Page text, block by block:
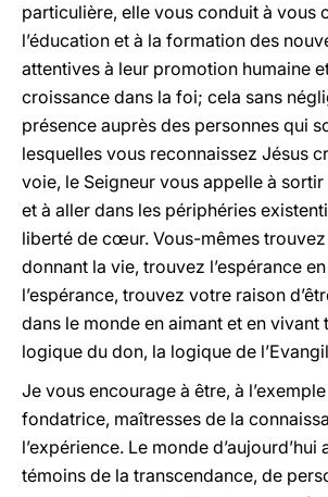
particulière, elle vous conduit à vous
l’éducation et à la formation des
attentives à leur promotion humaine
croissance dans la foi; cela sans
présence auprès des personnes qui
lesquelles vous reconnaissez Jésus
voie, le Seigneur vous appelle à
et à aller dans les périphéries
liberté de cœur. Vous-mêmes
donnant la vie, trouvez l’espérance
l’espérance, trouvez votre raison
dans le monde en aimant et en vivant
logique du don, la logique de
Je vous encourage à être, à
fondatrice, maîtresses de la
l’expérience. Le monde d’aujourd’hui
témoins de la transcendance, de